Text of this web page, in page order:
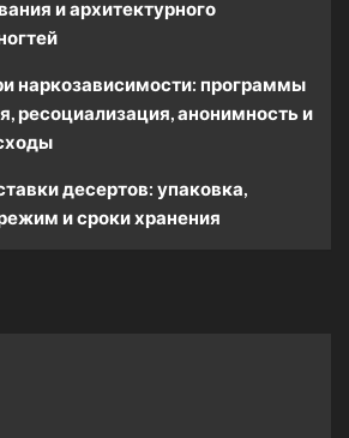
и архитектурного
наркозависимости: программы
ресоциализация, анонимность и
десертов: упаковка,
и сроки хранения